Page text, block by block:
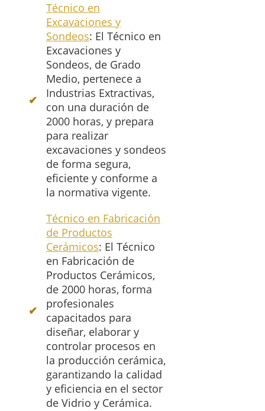
Técnico en
Excavaciones y
Sondeos: El Técnico en
Excavaciones y
Sondeos, de Grado
Medio, pertenece a
Industrias Extractivas,
con una duración de
2000 horas, y prepara
para realizar
excavaciones y sondeos
de forma segura,
eficiente y conforme a
la normativa vigente.
Técnico en Fabricación
de Productos
Cerámicos: El Técnico
en Fabricación de
Productos Cerámicos,
de 2000 horas, forma
profesionales
capacitados para
diseñar, elaborar y
controlar procesos en
la producción cerámica,
garantizando la calidad
y eficiencia en el sector
de Vidrio y Cerámica.